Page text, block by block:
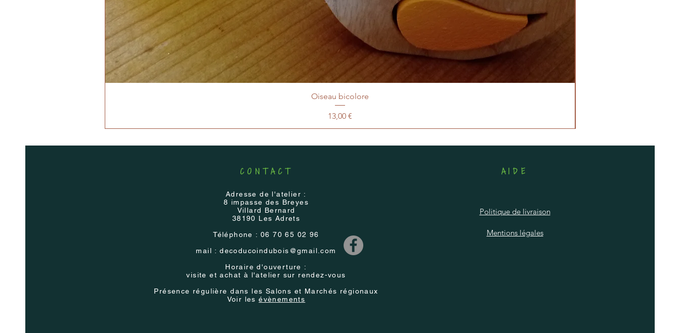
Oiseau bicolore
Prix
13,00 €
CONTACT
Adresse de l'atelier :
8 impasse des Breyes
Villard Bernard
38190 Les Adrets
Téléphone : 06 70 65 02 96
mail :decoducoindubois@gmail.com
Horaire d'ouverture :
visite et achat à l'atelier sur rendez-vous
Présence régulière dans les Salons et Marchés régionaux
Voir lesévènements
AIDE
Politique de livraison
Mentions légales